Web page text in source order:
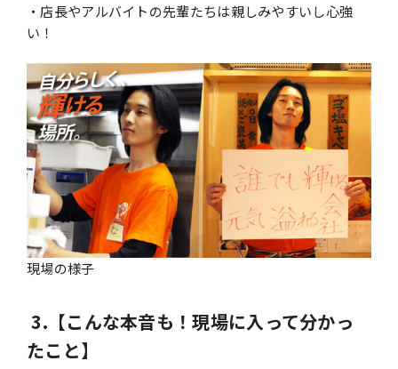
・店長やアルバイトの先輩たちは親しみやすいし心強
い！
現場の様子
3.【こんな本音も！現場に入って分かっ
たこと】